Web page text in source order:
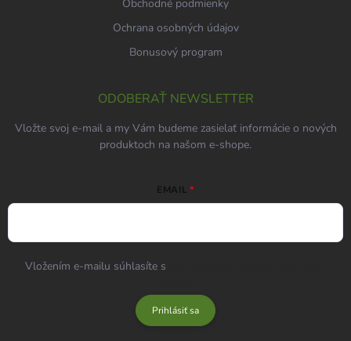
Obchodné podmienky
Ochrana osobných údajov
Bonusový program
ODOBERAŤ NEWSLETTER
Vložte svoj e-mail a my Vám budeme zasielať informácie o nových
produktoch na našom e-shope.
EMAIL
Vložením e-mailu súhlasíte s
Prihlásiť sa